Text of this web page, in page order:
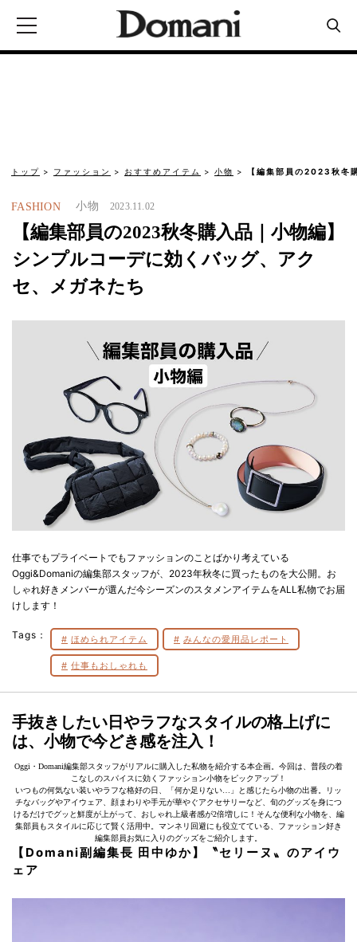
トップ ファッション おすすめアイテム 小物 【編集部員の2023秋冬
FASHION 小物 2023.11.02
【編集部員の2023秋冬購入品｜小物編】
シンプルコーデに効くバッグ、アク
セ、メガネたち
仕事でもプライベートでもファッションのことばかり考えている
Oggi&Domaniの編集部スタッフが、2023年秋冬に買ったものを大公開。お
しゃれ好きメンバーが選んだ今シーズンのスタメンアイテムをALL私物でお届
けします！
Tags： ほめられアイテム みんなの愛用品レポート
仕事もおしゃれも
手抜きしたい日やラフなスタイルの格上げに
は、小物で今どき感を注入！
Oggi・Domani編集部スタッフがリアルに購入した私物を紹介する本企画。今回は、普段の着
こなしのスパイスに効くファッション小物をピックアップ！
いつもの何気ない装いやラフな格好の日、「何か足りない…」と感じたら小物の出番。リッ
チなバッグやアイウェア、顔まわりや手元が華やぐアクセサリーなど、旬のグッズを身につ
けるだけでグッと鮮度が上がって、おしゃれ上級者感が2倍増しに！そんな便利な小物を、編
集部員もスタイルに応じて賢く活用中。マンネリ回避にも役立てている、ファッション好き
編集部員お気に入りのグッズをご紹介します。
【Domani副編集長 田中ゆか】〝セリーヌ〟のアイウ
ェア